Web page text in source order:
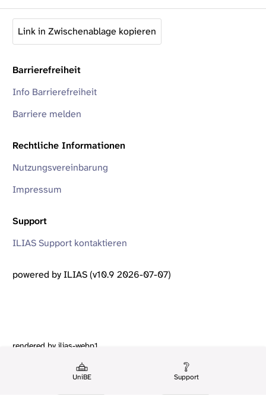
UniBE Support
Link in Zwischenablage kopieren
Barrierefreiheit
Info Barrierefreiheit
Barriere melden
Rechtliche Informationen
Nutzungsvereinbarung
Impressum
Support
ILIAS Support kontaktieren
powered by ILIAS (v10.9 2026-07-07)
rendered by ilias-webp1